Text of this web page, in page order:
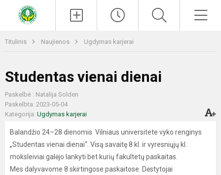
Titulinis Naujienos Ugdymas karjerai
Studentas vienai dienai
Paskelbė : Natalija Solden
Paskelbta: 2023-05-04
Kategorija: Ugdymas karjerai
Balandžio 24–28 dienomis Vilniaus universitete vyko renginys
„Studentas vienai dienai“. Visą savaitę 8 kl. ir vyresniųjų kl.
moksleiviai galėjo lankyti bet kurių fakultetų paskaitas.
Mes dalyvavome 8 skirtingose paskaitose. Dėstytojai